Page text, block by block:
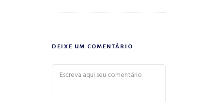
DEIXE UM COMENTÁRIO